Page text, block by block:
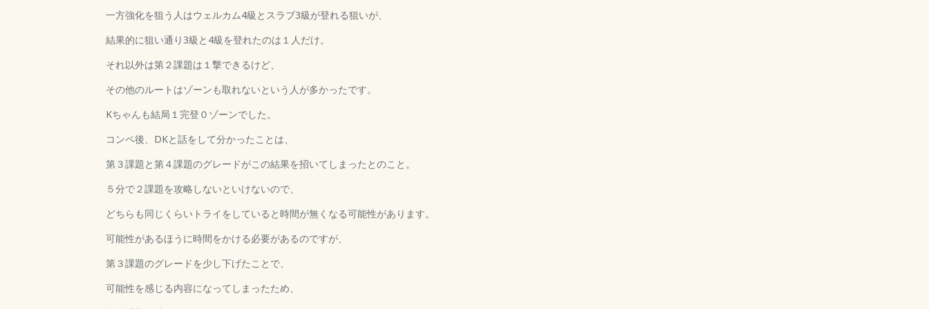
一方強化を狙う人はウェルカム4級とスラブ3級が登れる狙いが、
結果的に狙い通り3級と4級を登れたのは１人だけ。
それ以外は第２課題は１撃できるけど、
その他のルートはゾーンも取れないという人が多かったです。
Kちゃんも結局１完登０ゾーンでした。
コンペ後、DKと話をして分かったことは、
第３課題と第４課題のグレードがこの結果を招いてしまったとのこと。
５分で２課題を攻略しないといけないので、
どちらも同じくらいトライをしていると時間が無くなる可能性があります。
可能性があるほうに時間をかける必要があるのですが、
第３課題のグレードを少し下げたことで、
可能性を感じる内容になってしまったため、